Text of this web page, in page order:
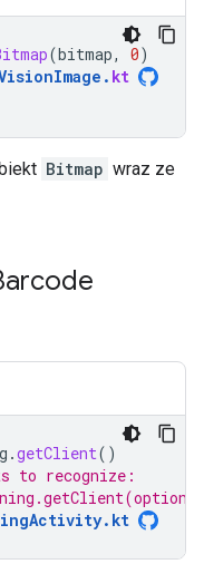
(bitmap, 0)
. kt
Bitmap wraz ze
.getClient()
to recognize: